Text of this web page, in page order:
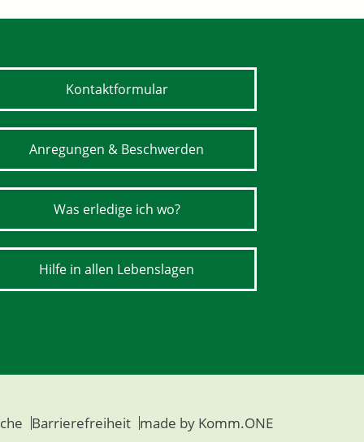
Kontaktformular
Anregungen & Beschwerden
Was erledige ich wo?
Hilfe in allen Lebenslagen
Barrierefreiheit made by Komm.ONE